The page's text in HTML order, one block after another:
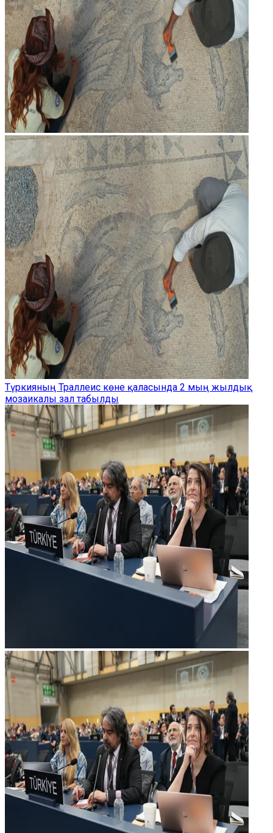
Түркияның Траллеис көне қаласында 2 мың жылдық
мозаикалы зал табылды